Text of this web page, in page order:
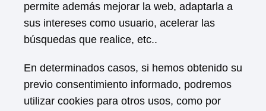
permite además mejorar la web, adaptarla a
sus intereses como usuario, acelerar las
búsquedas que realice, etc..
En determinados casos, si hemos obtenido su
previo consentimiento informado, podremos
utilizar cookies para otros usos, como por